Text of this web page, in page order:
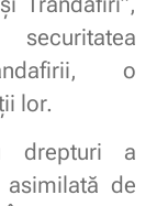
o
lor.
drepturi a
de